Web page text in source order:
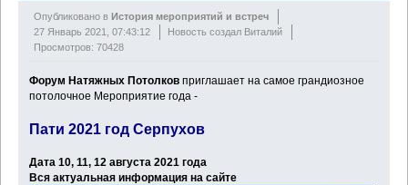
Опубликовано вИстория мероприятий и встреч
27 Январь 2021, 07:43:12
Новость создал Виталий
Просмотров: 70428
Форум Натяжных Потолков приглашает на самое грандиозное
потолочное Мероприятие года -
Пати 2021 год Серпухов
Дата 10, 11, 12 августа 2021 года
Вся актуальная информация на сайте